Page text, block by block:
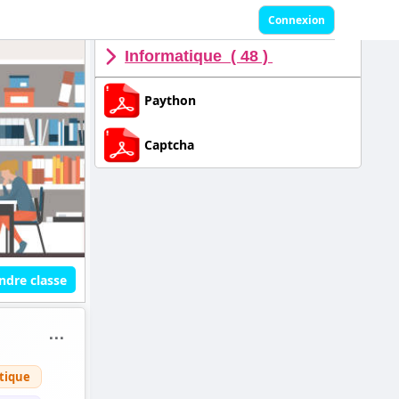
Connexion
Informatique ( 48 )
Paython
Captcha
classe
⋯